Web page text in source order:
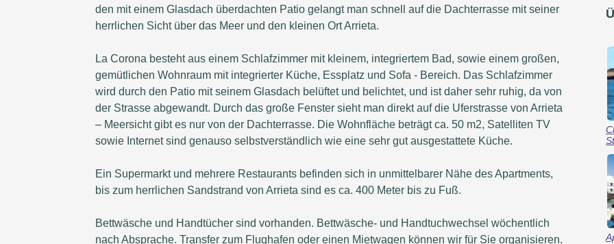
den mit einem Glasdach überdachten Patio gelangt man schnell auf die Dachterrasse mit seiner
herrlichen Sicht über das Meer und den kleinen Ort Arrieta.
La Corona besteht aus einem Schlafzimmer mit kleinem, integriertem Bad, sowie einem großen,
gemütlichen Wohnraum mit integrierter Küche, Essplatz und Sofa - Bereich. Das Schlafzimmer
wird durch den Patio mit seinem Glasdach belüftet und belichtet, und ist daher sehr ruhig, da von
der Strasse abgewandt. Durch das große Fenster sieht man direkt auf die Uferstrasse von Arrieta
– Meersicht gibt es nur von der Dachterrasse. Die Wohnfläche beträgt ca. 50 m2, Satelliten TV
sowie Internet sind genauso selbstverständlich wie eine sehr gut ausgestattete Küche.
Ein Supermarkt und mehrere Restaurants befinden sich in unmittelbarer Nähe des Apartments,
bis zum herrlichen Sandstrand von Arrieta sind es ca. 400 Meter bis zu Fuß.
Bettwäsche und Handtücher sind vorhanden. Bettwäsche- und Handtuchwechsel wöchentlich
nach Absprache. Transfer zum Flughafen oder einen Mietwagen können wir für Sie organisieren.